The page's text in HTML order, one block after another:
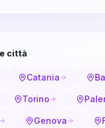
città
Catania
Torino
Genova